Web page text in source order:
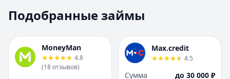
Набережные Челны
Нижний Новгород
Новокузнецк
Новосибирск
Набережные
Нижний Новгород
Новокузнецк
Новосибирск
Подобранные займы
MoneyMan
4.8
(18отзывов)
Max.credit
4.5
Сумма
до 30 000 ₽